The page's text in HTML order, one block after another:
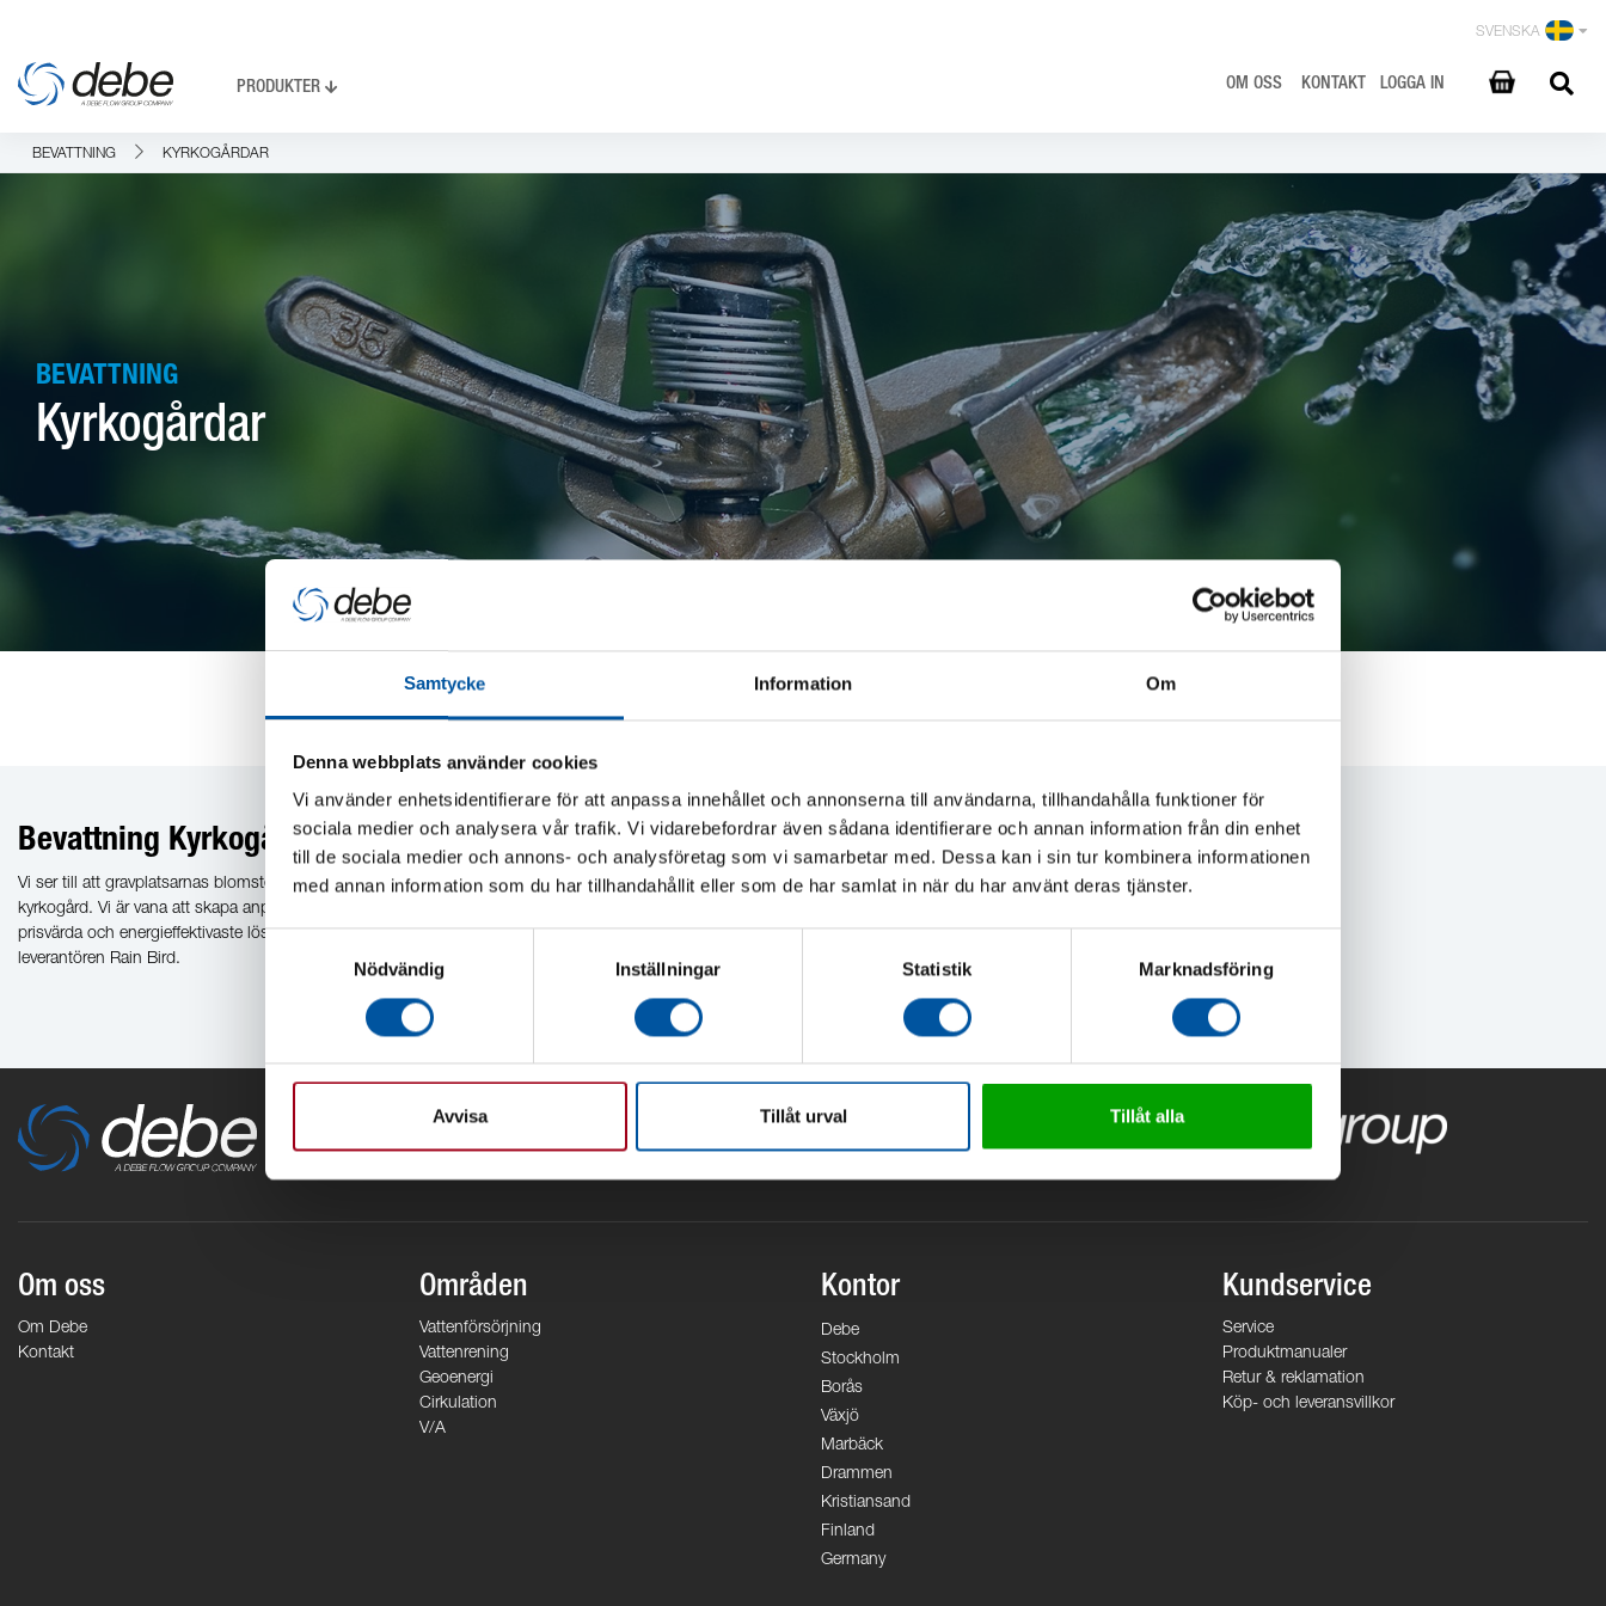
Samtycke Information Om
Denna webbplats använder cookies
Vi använder enhetsidentifierare för att anpassa innehållet och annonserna till användarna, tillhandahålla funktioner för
sociala medier och analysera vår trafik. Vi vidarebefordrar även sådana identifierare och annan information från din enhet
till de sociala medier och annons- och analysföretag som vi samarbetar med. Dessa kan i sin tur kombinera informationen
med annan information som du har tillhandahållit eller som de har samlat in när du har använt deras tjänster.
Samtyckesval
Nödvändig
Inställningar Statistik Marknadsföring
Avvisa Tillåt urval Tillåt alla
SVENSKA
PRODUKTER OM OSS KONTAKT LOGGA IN
BEVATTNING KYRKOGÅRDAR
BEVATTNING
Kyrkogårdar
Bevattning Kyrkogårdar
Vi ser till att gravplatsarnas blomster får den vätska de behöver för att bibehålla en vacker och levande
kyrkogård. Vi är vana att skapa anpassade lösningar för olika förutsättningar och ger er alltid de mest
prisvärda och energieffektivaste lösningarna. Vi erbjuder även försäljning av spridare från marknadsledande
leverantören Rain Bird.
Kontakt
Läs mer om Matsco AB på WWW.MATSCOBEVATTNING.SE
Telefon:0705 – 24 28 06
info@matscobevattning.se
Om oss
Om Debe
Kontakt
Områden
Vattenförsörjning
Vattenrening
Geoenergi
Cirkulation
V/A
Kontor
Debe
Stockholm
Borås
Växjö
Marbäck
Drammen
Kristiansand
Finland
Germany
Kundservice
Service
Produktmanualer
Retur & reklamation
Köp- och leveransvillkor